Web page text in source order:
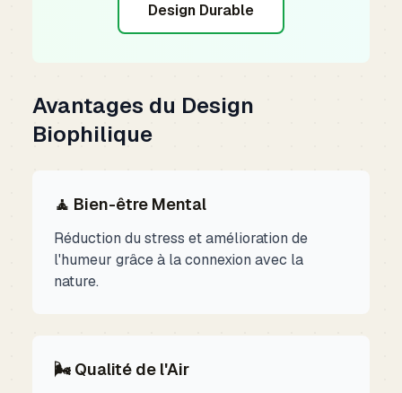
Design Durable
Avantages du Design
Biophilique
🧘 Bien-être Mental
Réduction du stress et amélioration de
l'humeur grâce à la connexion avec la
nature.
🌬️ Qualité de l'Air